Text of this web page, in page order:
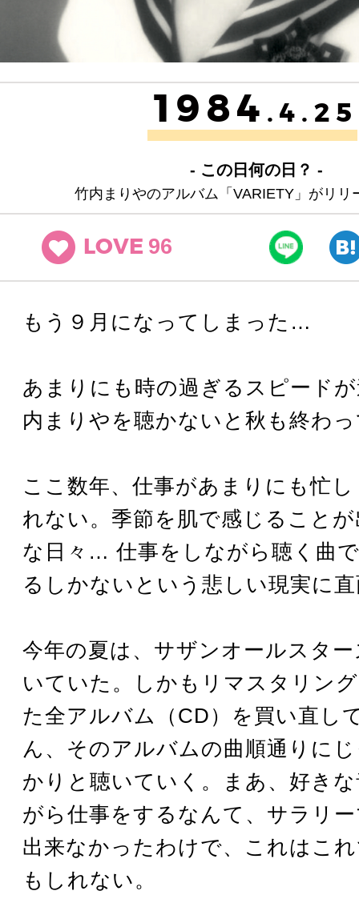
1984 .4.25
- この日何の日？ -
竹内まりやのアルバム「VARIETY」がリリ
LOVE 96
もう９月になってしまった…
あまりにも時の過ぎるスピード
内まりやを聴かないと秋も終わ
ここ数年、仕事があまりにも忙
れない。季節を肌で感じること
な日々… 仕事をしながら聴く曲
るしかないという悲しい現実に
今年の夏は、サザンオールスタ
いていた。しかもリマスタリン
た全アルバム（CD）を買い直し
ん、そのアルバムの曲順通りに
かりと聴いていく。まあ、好き
がら仕事をするなんて、サラリ
出来なかったわけで、これはこ
もしれない。